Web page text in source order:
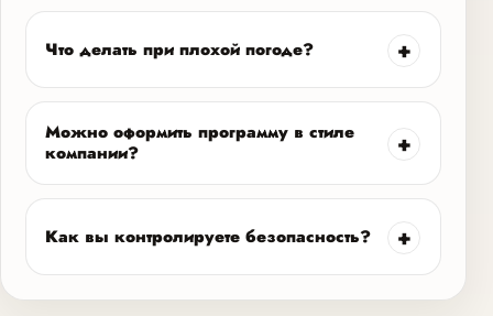
Что делать при плохой погоде?
Можно оформить программу в стиле
компании?
Как вы контролируете безопасность?